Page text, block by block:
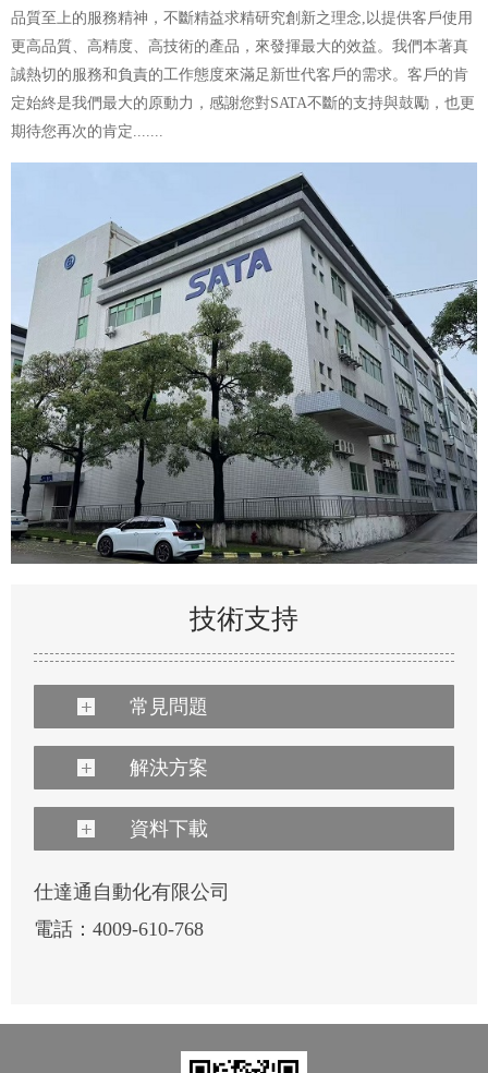
品質至上的服務精神，不斷精益求精研究創新之理念,以提供客戶使用
更高品質、高精度、高技術的產品，來發揮最大的效益。我們本著真
誠熱切的服務和負責的工作態度來滿足新世代客戶的需求。客戶的肯
定始終是我們最大的原動力，感謝您對SATA不斷的支持與鼓勵，也更
期待您再次的肯定.......
技術支持
常見問題
解決方案
資料下載
仕達通自動化有限公司
電話：4009-610-768